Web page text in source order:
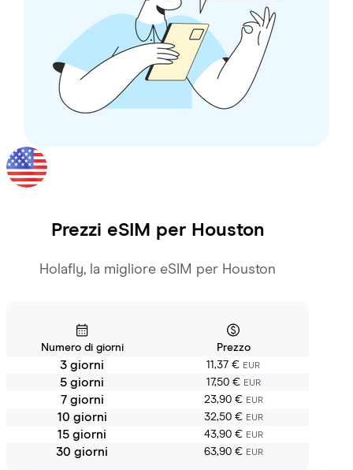
Prezzi eSIM per Houston
Holafly, la migliore eSIM per Houston
Numero di giorni Prezzo
3 giorni 11,37 € EUR
5 giorni 17,50 € EUR
7 giorni 23,90 € EUR
10 giorni 32,50 € EUR
15 giorni 43,90 € EUR
30 giorni 63,90 € EUR